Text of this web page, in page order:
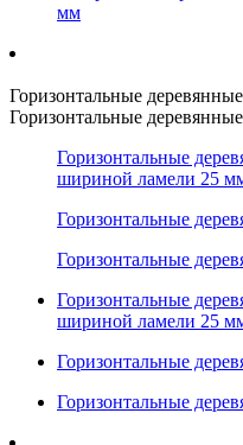
мм
Горизонтальные деревянные
Горизонтальные деревянные
Горизонтальные
шириной ламели 25
Горизонтальные
Горизонтальные
Горизонтальные
шириной ламели 25
Горизонтальные
Горизонтальные